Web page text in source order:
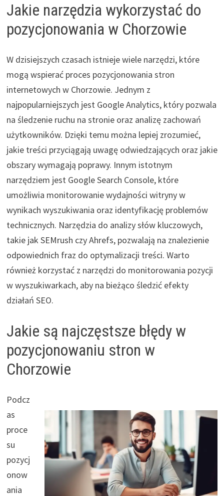
Jakie narzędzia wykorzystać do
pozycjonowania w Chorzowie
W dzisiejszych czasach istnieje wiele narzędzi, które
mogą wspierać proces pozycjonowania stron
internetowych w Chorzowie. Jednym z
najpopularniejszych jest Google Analytics, który pozwala
na śledzenie ruchu na stronie oraz analizę zachowań
użytkowników. Dzięki temu można lepiej zrozumieć,
jakie treści przyciągają uwagę odwiedzających oraz jakie
obszary wymagają poprawy. Innym istotnym
narzędziem jest Google Search Console, które
umożliwia monitorowanie wydajności witryny w
wynikach wyszukiwania oraz identyfikację problemów
technicznych. Narzędzia do analizy słów kluczowych,
takie jak SEMrush czy Ahrefs, pozwalają na znalezienie
odpowiednich fraz do optymalizacji treści. Warto
również korzystać z narzędzi do monitorowania pozycji
w wyszukiwarkach, aby na bieżąco śledzić efekty
działań SEO.
Jakie są najczęstsze błędy w
pozycjonowaniu stron w
Chorzowie
Podcz
as
proce
su
pozycj
onow
ania